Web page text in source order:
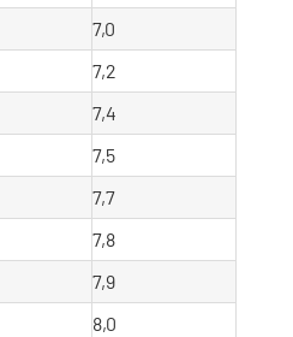
7,0
7,2
7,4
7,5
7,7
7,8
7,9
8,0